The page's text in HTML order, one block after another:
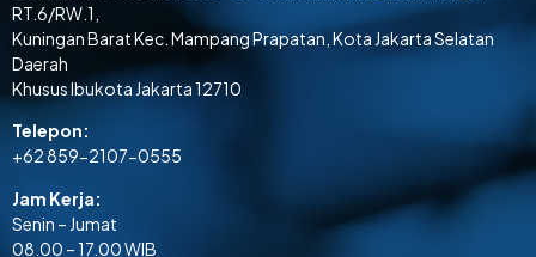
RT.6/RW.1,
Kuningan Barat Kec. Mampang Prapatan, Kota Jakarta Selatan
Daerah
Khusus Ibukota Jakarta 12710
Telepon:
+62 859-2107-0555
Jam Kerja:
Senin – Jumat
08.00 – 17.00 WIB